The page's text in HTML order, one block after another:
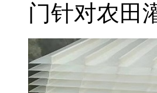
门针对农田